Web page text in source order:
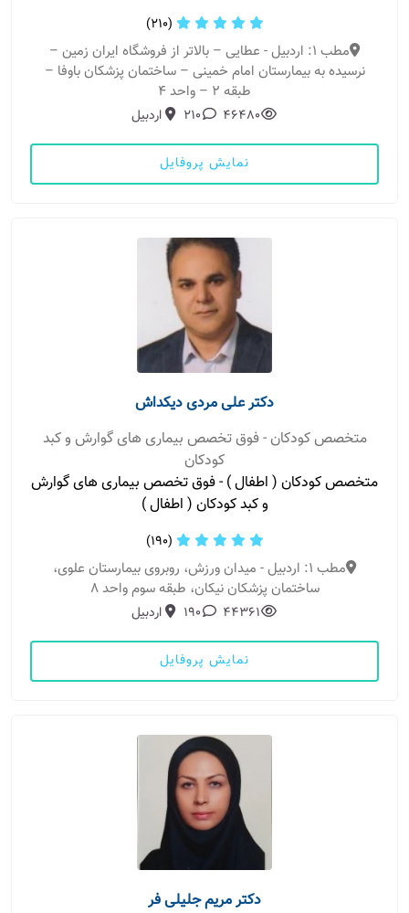
(210)
مطب 1: اردبیل - عطایی – بالاتر از فروشگاه ایران زمین –
نرسیده به بیمارستان امام خمینی – ساختمان پزشکان باوفا –
طبقه 2 – واحد 4
46480
210 اردبیل
نمایش پروفایل
دکتر علی مردی دیکداش
متخصص کودکان - فوق تخصص بیماری های گوارش و کبد
کودکان
متخصص کودکان ( اطفال ) - فوق تخصص بیماری های گوارش
و کبد کودکان ( اطفال )
(190)
مطب 1: اردبیل - میدان ورزش، روبروی بیمارستان علوی،
ساختمان پزشکان نیکان، طبقه سوم واحد 8
44361
190 اردبیل
نمایش پروفایل
دکتر مریم جلیلی فر